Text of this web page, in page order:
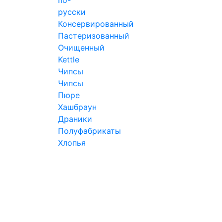
русски
Консервированный
Пастеризованный
Очищенный
Kettle
Чипсы
Чипсы
Пюре
Хашбраун
Драники
Полуфабрикаты
Хлопья